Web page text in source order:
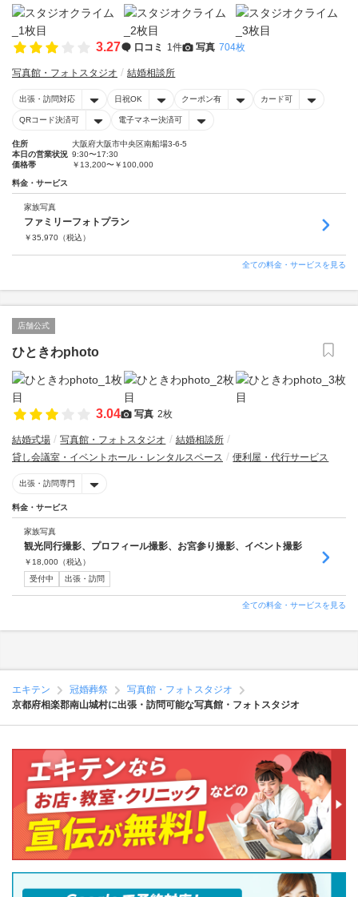
3.27 口コミ 1件 写真 704枚
写真館・フォトスタジオ 結婚相談所
出張・訪問対応 日祝OK クーポン有 カード可
QRコード決済可 電子マネー決済可
住所
大阪府大阪市中央区南船場3-6-5
本日の営業状況 9:30〜17:30
価格帯
￥13,200〜￥100,000
料金・サービス
家族写真
ファミリーフォトプラン
￥35,970 （税込）
全ての料金・サービスを見る
店舗公式
ひときわphoto
3.04 写真 2枚
結婚式場 写真館・フォトスタジオ
結婚相談所
貸し会議室・イベントホール・レンタルスペース
便利屋・代行サービス
出張・訪問専門
料金・サービス
家族写真
観光同行撮影、プロフィール撮影、お宮参り撮影、イベント撮影
￥ 18,000 （税込）
受付中
出張・訪問
全ての料金・サービスを見る
エキテン 冠婚葬祭
写真館・フォトスタジオ
京都府相楽郡南山城村に出張・訪問可能な写真館・フォトスタジオ